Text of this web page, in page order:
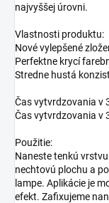
najvyššej úrovni.
Vlastnosti produktu:
Nové vylepšené
Perfektne krycí
Stredne hustá
Čas vytvrdzovania v
Čas vytvrdzovania v
Použitie:
Naneste tenkú
nechtovú plochu a
lampe. Aplikácie je
efekt. Zafixujeme